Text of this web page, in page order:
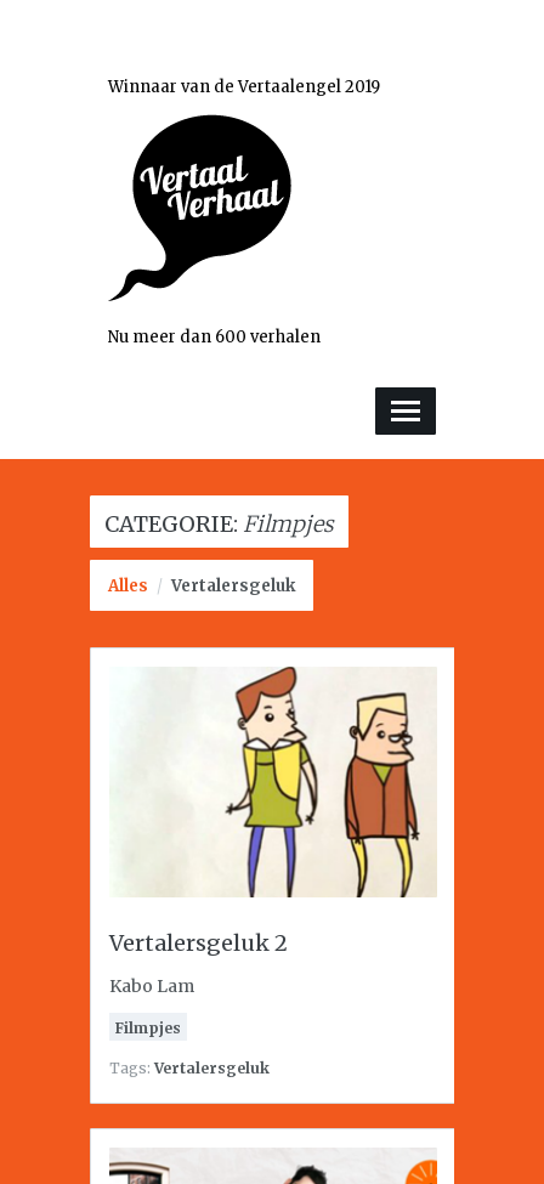
Winnaar van de Vertaalengel 2019
Nu meer dan 600 verhalen
CATEGORIE: Filmpjes
Alles / Vertalersgeluk
Vertalersgeluk 2
Kabo Lam
Filmpjes
Tags:Vertalersgeluk